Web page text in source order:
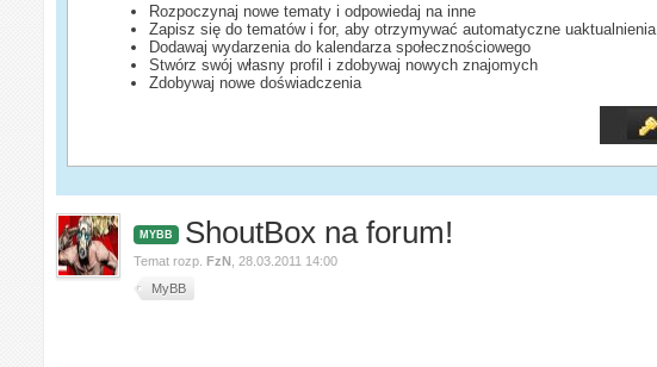
Rozpoczynaj nowe tematy i odpowiedaj na inne
Zapisz się do tematów i for, aby otrzymywać automatyczne uaktualnienia
Dodawaj wydarzenia do kalendarza społecznościowego
Stwórz swój własny profil i zdobywaj nowych znajomych
Zdobywaj nowe doświadczenia
MYBB ShoutBox na forum!
Temat rozp.FzN
28.03.2011 14:00
MyBB